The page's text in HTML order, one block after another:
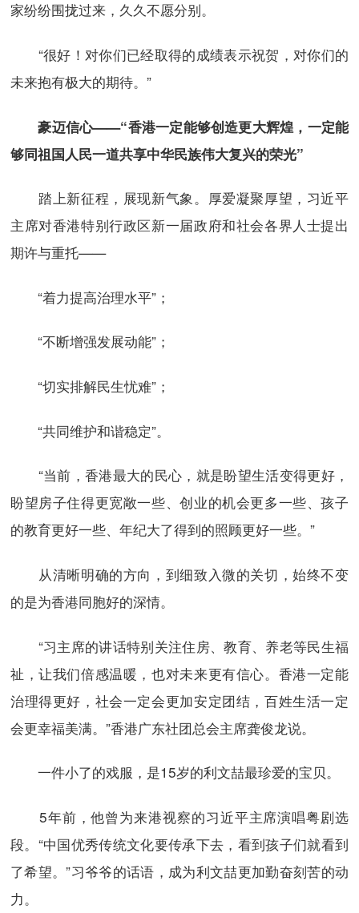
家纷纷围拢过来，久久不愿分别。
“很好！对你们已经取得的成绩表示祝贺，对你们的
未来抱有极大的期待。”
豪迈信心——“香港一定能够创造更大辉煌，一定能
够同祖国人民一道共享中华民族伟大复兴的荣光”
踏上新征程，展现新气象。厚爱凝聚厚望，习近平
主席对香港特别行政区新一届政府和社会各界人士提出
期许与重托——
“着力提高治理水平”；
“不断增强发展动能”；
“切实排解民生忧难”；
“共同维护和谐稳定”。
“当前，香港最大的民心，就是盼望生活变得更好，
盼望房子住得更宽敞一些、创业的机会更多一些、孩子
的教育更好一些、年纪大了得到的照顾更好一些。”
从清晰明确的方向，到细致入微的关切，始终不变
的是为香港同胞好的深情。
“习主席的讲话特别关注住房、教育、养老等民生福
祉，让我们倍感温暖，也对未来更有信心。香港一定能
治理得更好，社会一定会更加安定团结，百姓生活一定
会更幸福美满。”香港广东社团总会主席龚俊龙说。
一件小了的戏服，是15岁的利文喆最珍爱的宝贝。
5年前，他曾为来港视察的习近平主席演唱粤剧选
段。“中国优秀传统文化要传承下去，看到孩子们就看到
了希望。”习爷爷的话语，成为利文喆更加勤奋刻苦的动
力。